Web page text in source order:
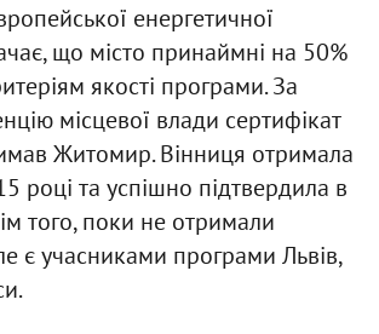
енергетичної
що місто принаймні на 50%
якості програми. За
місцевої влади сертифікат
Житомир. Вінниця отримала
році та успішно підтвердила в
того, поки не отримали
є учасниками програми Львів,